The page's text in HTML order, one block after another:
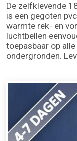
De zelfklevende
is een gegoten
warmte rek- en
luchtbellen
toepasbaar op
ondergronden.